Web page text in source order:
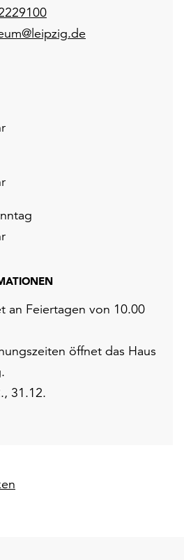
an Feiertagen von 10.00
öffnet das Haus
31.12.